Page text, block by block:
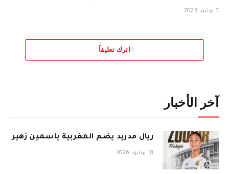
3 يونيو، 2026
اترك تعليقاً
آخر الأخبار
ريال مدريد يضم المغربية ياسمين زهير
18 يوليو، 2026